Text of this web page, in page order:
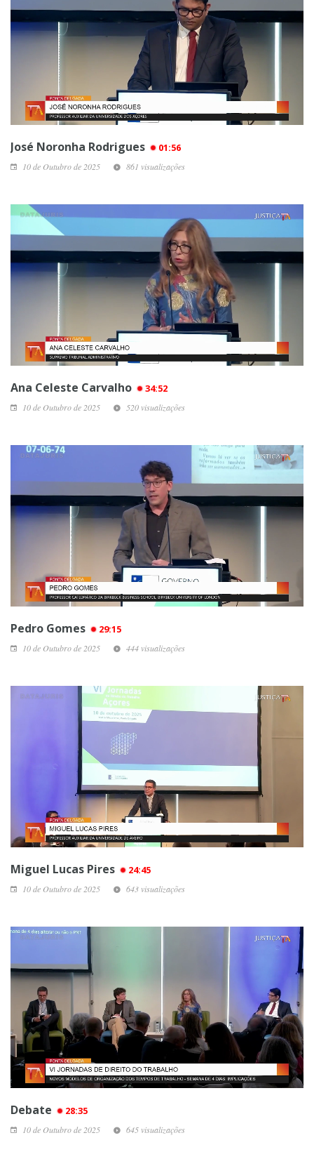
José Noronha Rodrigues 01:56
10 de Outubro de 2025 861 visualizações
Ana Celeste Carvalho 34:52
10 de Outubro de 2025 520 visualizações
Pedro Gomes 29:15
10 de Outubro de 2025 444 visualizações
Miguel Lucas Pires 24:45
10 de Outubro de 2025 643 visualizações
Debate 28:35
10 de Outubro de 2025 645 visualizações